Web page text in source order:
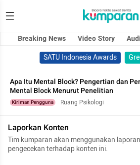
Breaking News Video Story
SATU Indonesia Awards
Apa Itu Mental Block? Pengertian dan
Mental Block Menurut Penelitian
Kiriman Pengguna Ruang Psikologi
Laporkan Konten
Tim kumparan akan menggunakan
pengecekan terhadap konten ini.